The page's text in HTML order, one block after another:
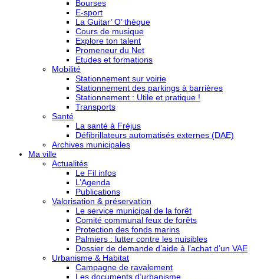
Bourses
E-sport
La Guitar’ O’ thèque
Cours de musique
Explore ton talent
Promeneur du Net
Etudes et formations
Mobilité
Stationnement sur voirie
Stationnement des parkings à barrières
Stationnement : Utile et pratique !
Transports
Santé
La santé à Fréjus
Défibrillateurs automatisés externes (DAE)
Archives municipales
Ma ville
Actualités
Le Fil infos
L’Agenda
Publications
Valorisation & préservation
Le service municipal de la forêt
Comité communal feux de forêts
Protection des fonds marins
Palmiers : lutter contre les nuisibles
Dossier de demande d’aide à l’achat d’un VAE
Urbanisme & Habitat
Campagne de ravalement
Les documents d’urbanisme